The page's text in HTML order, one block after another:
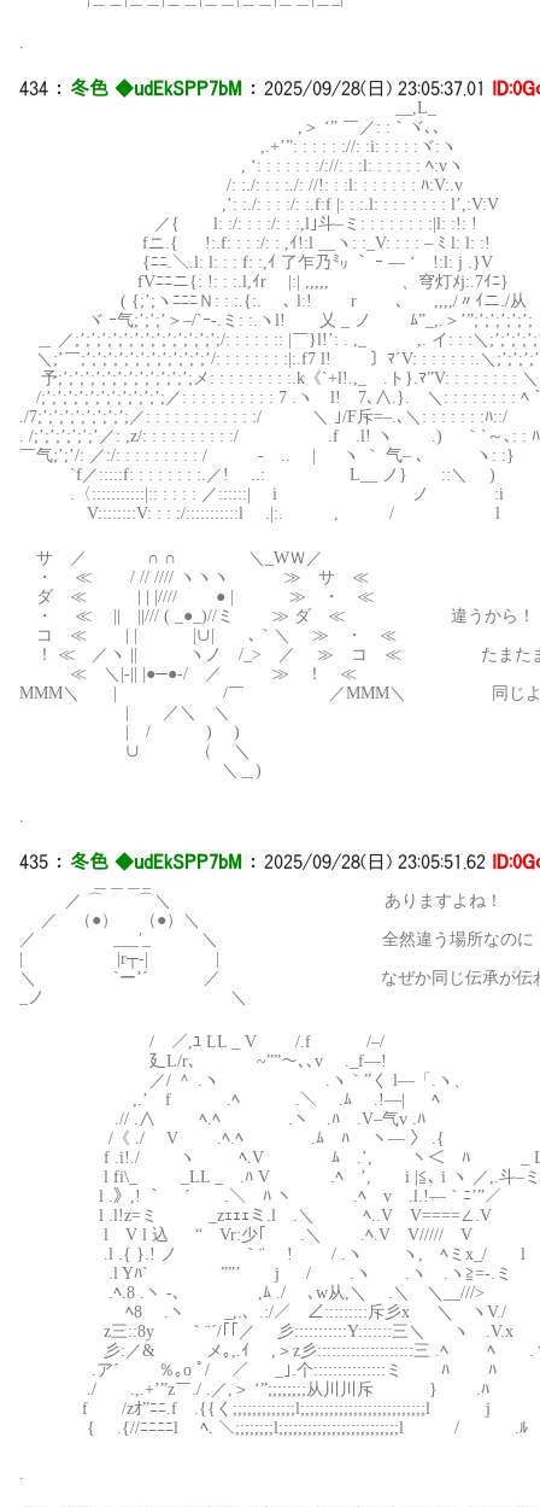
434 ： 冬色 ◆udEkSPP7bM ： 2025/09/28(日) 23:05:37.01
__,L_
,＞ ‘” ￣／: :｀ヾ､､
,.+’”: : : : : ://: :i: : : : :ヾ:ヽ
, ‘: : : : : : :/://: : :l: : : : : : ﾍ:vヽ
/: :./: : : :./: //!: : :l: : : : : : : ﾊ:V:.v
,’: :./: : : :/: :.f:f |: : :.l: : : : : : : : l’,:V:V
／{ l: :/: : : :/: : :,l｣斗–ミ: : : : : : : :|l: :!: !
fニ.{ !:.f: : : :/: : ,ｲ!:l __ヽ: :_V: : : : –
{ﾆﾆ.＼.l: l: : : f: :,ｲ 了乍乃㍉ ｀ ｰ — ‘ !:l:
fVﾆﾆニ{: !: : :.l,ｲr |:| ,,,,, 、穹灯ﾒ
( {;’;ヽﾆﾆﾆＮ: : :.{:.ゝ ､ l:! r 、 ,,,,/〃ｲニ./从
ヾ ｰ气;’;’;’＞–/`ｰ-.ミ: :.ヽl! 乂 _ ノ ﾑ”_,.＞’”;’;’;’;’;’;ゞ
＿ ／;’;’;’;’;’;’;’;’;’;’;’;’;’;/: : : : : :: |￣}l!’: . ,_ ,. イ: : :＼
＼;’￣;’;’;’;’;’;’;’;’;’;’;’;’/: : : : : : : :|:.f7 l! 〕ﾏ´V: : : : : : :.＼
予;’;’;’;’;’;’;’;’;’;’;’;’;メ: : : : : : : : :.k《`+l!.,_ .ト}.ﾏ”V: : : :
/;’;’;’;’;’;’;’;’;’;’;’;／: : : : : : : : : : 7 .ヽ l! 7､∧.}. ＼: : : : : : : :
./7;’;’;’;’;’;’;’;’;／: : : : : : : : : : : :/ ＼ ｣/F斥=–.､＼: : :
. /;’;’;’;’;’;’／: ,z/: : : : : : : : : :/ .f .l! ヽ .)
￣气;’;’/: ／:/: : : : : : : : : / - .. | ヽ ｀ 气– ､
`f／:::::f: : : : : : : :.／! ..: L__ ノ}
.〈:::::::::::|:: : : : : ／::::::| i
V::::::::V: : : :/:::::::::::l .|:. ,
サ ／ ∩ ∩ ＼_WＷ／
・ ≪ / // //// ヽヽヽ ≫ サ ≪
ダ ≪ | | |//// ● | ≫ ・ ≪
・ ≪ || ||/// ( _●_)//ミ ≫ ダ ≪ 違うから！
コ ≪ | | |∪| ､｀＼ ≫ ・ ≪
！ ≪ ／ヽ || ヽノ /_> ／ ≫ コ ≪ たまたま日本
≪ ＼|-|| |●─●-/ ／ ≫ ！ ≪
MMM＼ | /￣ ／MMM＼ 同じような呪いに
| ／＼ ＼
| / ) )
∪ （ ＼
＼＿)
435 ： 冬色 ◆udEkSPP7bM ： 2025/09/28(日) 23:05:51.62
／ ⌒ ⌒＼ ありますよね！
／ （●） （●）＼
／ ___′_ ＼ 全然違う場所なのに
| |r┬-| |
＼ `ー’´ ／ なぜか同じ伝承が伝わって
_ノ ＼
/ ／,ﾕ LL _ V /.f /–/
廴L/r､ ~””～､､v ._f—!
／/ ＾ .ヽ .ヽ｀”く l—「.ヽ、
,.’ f .ﾍ .＼ .ﾑ .!—| ﾍ
.// .∧ ﾍ.ﾍ .ヽ .ﾊ .V–气v .ﾊ
/《 ./ V .ﾍ.ﾍ .ﾑ ﾊ ヽ— 〉 .{
f .i!./ ヽ ﾍ.V ﾑ .’, ヽ＜ ﾊ _ LL
l fi\_ _LL _ .ﾊ V .ﾍ ’, i |≦､ i ヽ ／,.斗–ミ
l .》,! ｀ ´ .＼ ﾊ ヽ .ﾍ v .l.!—｀ﾆ’”／
l .l!z=ミ _zｪｪｪミ.l .＼ ﾍ..V V====∠.V
l V l 込 “ Vr:少｢ .＼ .ﾍ.V V///// V こうい
.l .{ }.! ノ ｀¨ ! / .ヽ ヽ, ﾍミx_/ l
.l Yﾊ` ””’ j / .ヽ .ヽ .ヽ≧=-.ミ 離れ
.ﾍ.8 .ヽ ‐､ ,ﾑ ./ ､w从,＼ .＼ ＼__///>
ﾍ8 .ヽ _,.、.:/／ ∠:::::::::斥彡x ＼ ヽV./ なのに
z三::8y ｀¨´/｢｢／ 彡:::::::::::Y:::::::三＼ ヽ .V.x
彡:／& メ｡,.ｲ ,＞z彡::::::::::::::::::::三 .ﾍ ﾍ .
.ア´ ％｡o ﾟ/ ／ _｣.个:::::::::::::::ミ ﾊ ﾊ
./ .,.+’”z￣./ .／,＞ ‘”;;;;;;;;从川川斥 } .ﾊ
f /zｵ”ﾆﾆ.f .{{く
{ .{//ﾆﾆﾆﾆl ﾍ. ＼;;;;;;;;l;;;;;;;;;;;;;;;;;;;;;;;;;l